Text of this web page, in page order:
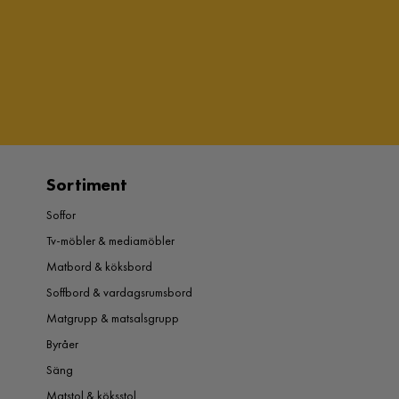
Sortiment
Soffor
Tv-möbler & mediamöbler
Matbord & köksbord
Soffbord & vardagsrumsbord
Matgrupp & matsalsgrupp
Byråer
Säng
Matstol & köksstol